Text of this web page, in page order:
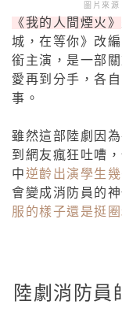
圖片來源
《我的人間煙火》
城，在等你》改
銜主演，是一部
愛再到分手，各
事。
雖然這部陸劇因
到網友瘋狂吐嘈
中逆齡出演學生幾
會變成消防員的
服的樣子還是挺圈
陸劇消防員